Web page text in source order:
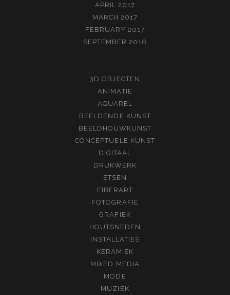
APRIL 2017
MARCH 2017
FEBRUARY 2017
SEPTEMBER 2016
3D OBJECTEN
ANIMATIE
AQUAREL
BEELDENDE KUNST
BEELDHOUWKUNST
CONCEPTUELE KUNST
DIGITAAL
DRUKWERK
ETSEN
FIBERART
FOTOGRAFIE
GRAFIEK
HOUTSNEDEN
INSTALLATIES
KERAMIEK
MIXED MEDIA
MODE
MUZIEK